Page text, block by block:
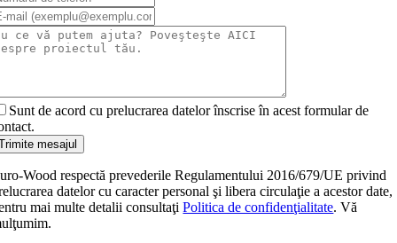
Sunt de acord cu prelucrarea datelor înscrise în acest formular de
mesajul
Wood respectă prevederile Regulamentului 2016/679/UE privind
datelor cu caracter personal şi libera circulaţie a acestor date,
mai multe detalii consultaţiPolitica de confidenţialitate. Vă